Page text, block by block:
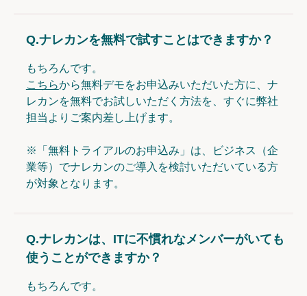
Q.ナレカンを無料で試すことはできますか？
もちろんです。
こちらから無料デモをお申込みいただいた方に、ナ
レカンを無料でお試しいただく方法を、すぐに弊社
担当よりご案内差し上げます。
※「無料トライアルのお申込み」は、ビジネス（企
業等）でナレカンのご導入を検討いただいている方
が対象となります。
Q.ナレカンは、ITに不慣れなメンバーがいても
使うことができますか？
もちろんです。